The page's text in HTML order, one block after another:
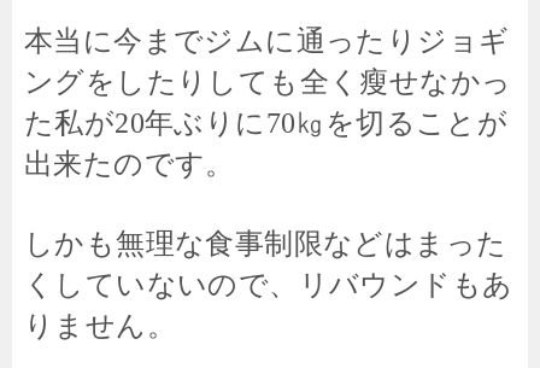
本当に今までジムに通ったりジョギ
ングをしたりしても全く瘦せなかっ
た私が20年ぶりに70㎏を切ることが
出来たのです。
しかも無理な食事制限などはまった
くしていないので、リバウンドもあ
りません。